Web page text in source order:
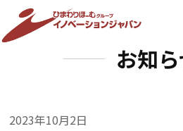
お知
2023年10月2日